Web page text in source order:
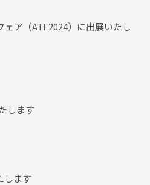
ア（ATF2024）に出展いたし
します
します